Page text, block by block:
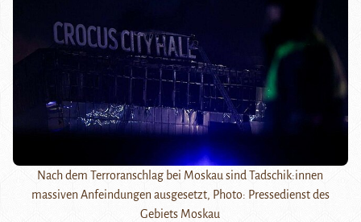
Nach dem Terroranschlag bei Moskau sind Tadschik:innen
massiven Anfeindungen ausgesetzt, Photo: Pressedienst des
Gebiets Moskau